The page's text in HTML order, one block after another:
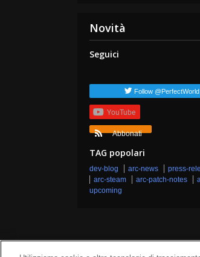
Novità
Seguici
Follow @PerfectWorld
YouTube
Abbonati
TAG popolari
dev-blog arc-news
press-
arc-steam
arc-patch-notes
upcoming